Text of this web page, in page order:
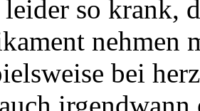
so krank,
nehmen
bei